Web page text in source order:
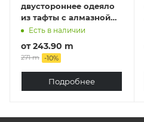
двустороннее одеяло
из тафты с алмазной
огранкой
Есть в наличии
от243.90 m
271 m -10%
Подробнее